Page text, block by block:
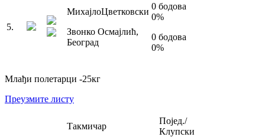
5.
МихајлоЦветковски
Звонко Осмајлић,
Београд
0 бодова
0%
0 бодова
0%
Млађи полетарци -25кг
Преузмите листу
Такмичар
Појед./
Клупски